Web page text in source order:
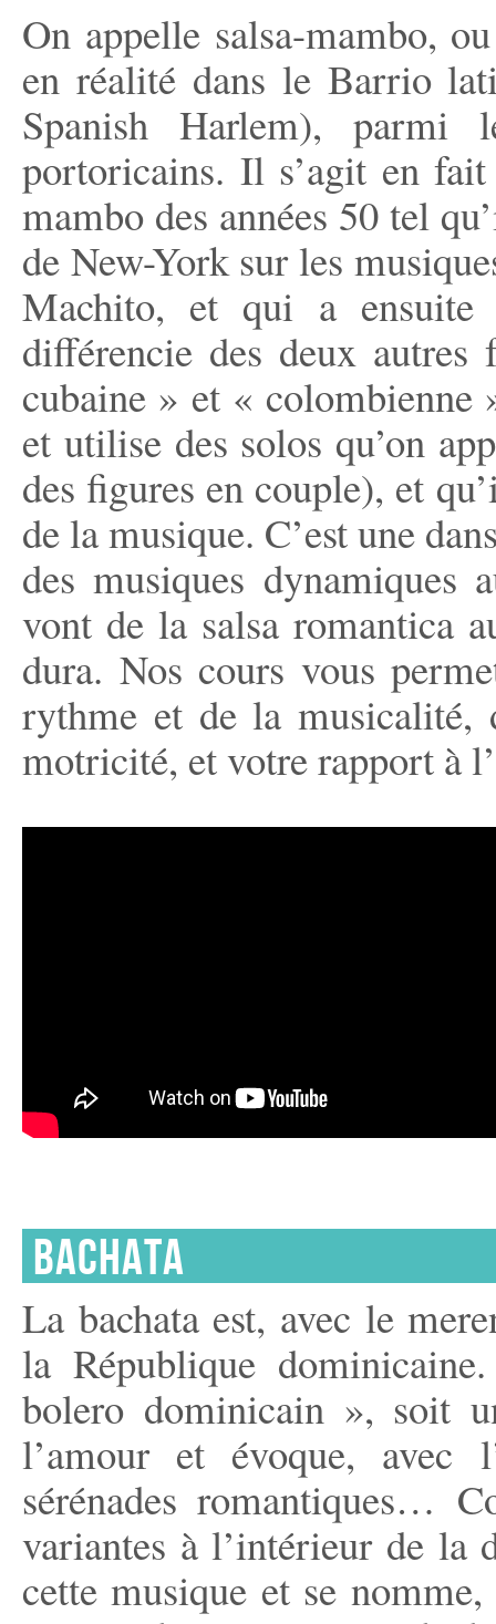
On appelle salsa-mambo,
en réalité dans le Barrio
Spanish Harlem), parmi
portoricains. Il s’agit en
mambo des années 50 tel
de New-York sur les
Machito, et qui a
différencie des deux
cubaine » et « colombienne
et utilise des solos qu’on
des figures en couple), et
de la musique. C’est une
des musiques
vont de la salsa romantica
dura. Nos cours vous
rythme et de la musicalité,
motricité, et votre rapport à
BACHATA
La bachata est, avec le
la République
bolero dominicain », soit
l’amour et évoque, avec
sérénades romantiques…
variantes à l’intérieur de la
cette musique et se